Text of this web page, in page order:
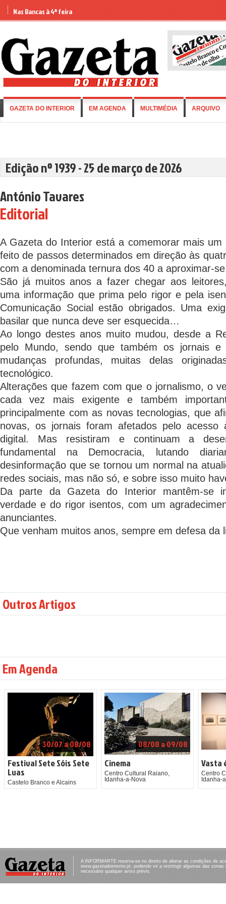
Nas Bancas à 4ª feira
GAZETA DO INTERIOR EM AGENDA MULTIMÉDIA ARQUIVO
Edição nº 1939 - 25 de março de 2026
António Tavares
Editorial
A Gazeta do Interior está a comemorar mais um
feito de passos determinados em direção às
com a denominada ternura dos 40 a aproximar-
São já muitos anos a fazer chegar aos
uma informação que prima pelo rigor e pela
Comunicação Social estão obrigados. Uma
basilar que nunca deve ser esquecida…
Ao longo destes anos muito mudou, desde a
pelo Mundo, sendo que também os jornais e
mudanças profundas, muitas delas
tecnológico.
Alterações que fazem com que o jornalismo, o
cada vez mais exigente e também
principalmente com as novas tecnologias, que
novas, os jornais foram afetados pelo acesso
digital. Mas resistiram e continuam a
fundamental na Democracia, lutando
desinformação que se tornou um normal na
redes sociais, mas não só, e sobre isso muito
Da parte da Gazeta do Interior mantêm-se
verdade e do rigor isentos, com um
anunciantes.
Que venham muitos anos, sempre em defesa da
Outros Artigos
Em Agenda
30/07 a 08/08
Festival Sete Sóis Sete
Luas
Castelo Branco e Alcains
08/08 a 09/08
Cinema
Centro Cultural Raiano,
Idanha-a-Nova
Vasta
Centro
Idanha-
A INFORMARTE reserva-se no direito de alterar as condições de
www.gazetadointerior.pt, podendo vir a restringir algumas das
necessário qualquer aviso prévio.